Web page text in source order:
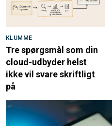
KLUMME
Tre spørgsmål som din
cloud-udbyder helst
ikke vil svare skriftligt
på